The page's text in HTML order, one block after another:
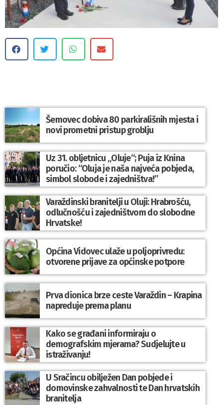
Šemovec dobiva 80 parkirališnih mjesta i
novi prometni pristup groblju
Uz 31. obljetnicu „Oluje“; Puja iz Knina
poručio: “Oluja je naša najveća pobjeda,
simbol slobode i zajedništva!”
Varaždinski branitelji u Oluji: Hrabrošću,
odlučnošću i zajedništvom do slobodne
Hrvatske!
Općina Vidovec ulaže u poljoprivredu:
otvorene prijave za općinske potpore
Prva dionica brze ceste Varaždin – Krapina
napreduje prema planu
Kako se građani informiraju o
demografskim mjerama? Sudjelujte u
istraživanju!
U Sračincu obilježen Dan pobjede i
domovinske zahvalnosti te Dan hrvatskih
branitelja